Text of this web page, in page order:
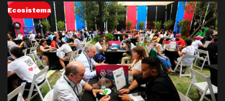
Ecosistema